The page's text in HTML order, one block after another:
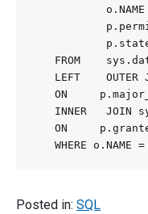
o.NAME
FROM
LEFT    OUTER
ON
INNER   JOIN
ON
WHERE o.NAME =
Posted in: SQL